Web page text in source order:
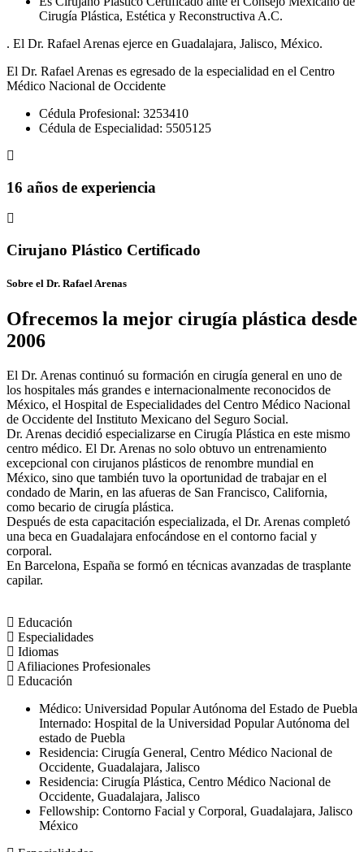
Cirugía Plástica, Estética y Reconstructiva A.C.
. El Dr. Rafael Arenas ejerce en Guadalajara, Jalisco, México.
El Dr. Rafael Arenas es egresado de la especialidad en el Centro
Médico Nacional de Occidente
Cédula Profesional: 3253410
Cédula de Especialidad: 5505125
16 años de experiencia
Cirujano Plástico Certificado
Sobre el Dr. Rafael Arenas
Ofrecemos la mejor cirugía plástica desde
2006
El Dr. Arenas continuó su formación en cirugía general en uno de
los hospitales más grandes e internacionalmente reconocidos de
México, el Hospital de Especialidades del Centro Médico Nacional
de Occidente del Instituto Mexicano del Seguro Social.
Dr. Arenas decidió especializarse en Cirugía Plástica en este mismo
centro médico. El Dr. Arenas no solo obtuvo un entrenamiento
excepcional con cirujanos plásticos de renombre mundial en
México, sino que también tuvo la oportunidad de trabajar en el
condado de Marin, en las afueras de San Francisco, California,
como becario de cirugía plástica.
Después de esta capacitación especializada, el Dr. Arenas completó
una beca en Guadalajara enfocándose en el contorno facial y
corporal.
En Barcelona, España se formó en técnicas avanzadas de trasplante
capilar.
Educación
Especialidades
Idiomas
Afiliaciones Profesionales
Educación
Médico: Universidad Popular Autónoma del Estado de Puebla
Internado: Hospital de la Universidad Popular Autónoma del
estado de Puebla
Residencia: Cirugía General, Centro Médico Nacional de
Occidente, Guadalajara, Jalisco
Residencia: Cirugía Plástica, Centro Médico Nacional de
Occidente, Guadalajara, Jalisco
Fellowship: Contorno Facial y Corporal, Guadalajara, Jalisco
México